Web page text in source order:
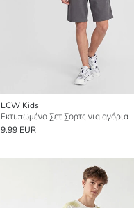
LCW Kids
Εκτυπωμένο Σετ Σορτς για αγόρια
9.99 EUR